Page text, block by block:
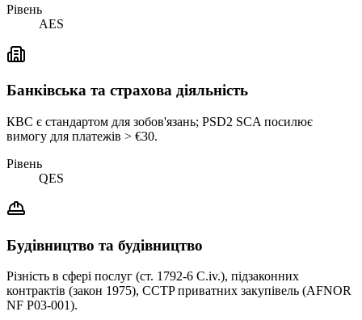
Рівень
AES
Банківська та страхова діяльність
КВС є стандартом для зобов'язань; PSD2 SCA посилює
вимогу для платежів > €30.
Рівень
QES
Будівництво та будівництво
Різність в сфері послуг (ст. 1792-6 C.iv.), підзаконних
контрактів (закон 1975), CCTP приватних закупівель (AFNOR
NF P03-001).